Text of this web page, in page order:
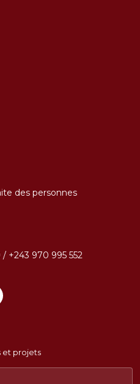
des personnes
/ +243 970 995 552
et projets